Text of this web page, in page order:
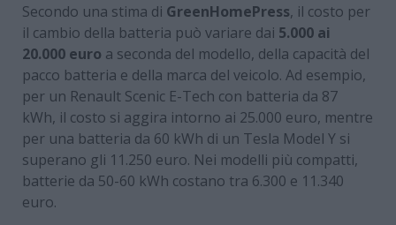
Secondo una stima di GreenHomePress, il costo per
il cambio della batteria può variare dai 5.000 ai
20.000 euro a seconda del modello, della capacità del
pacco batteria e della marca del veicolo. Ad esempio,
per un Renault Scenic E-Tech con batteria da 87
kWh, il costo si aggira intorno ai 25.000 euro, mentre
per una batteria da 60 kWh di un Tesla Model Y si
superano gli 11.250 euro. Nei modelli più compatti,
batterie da 50-60 kWh costano tra 6.300 e 11.340
euro.